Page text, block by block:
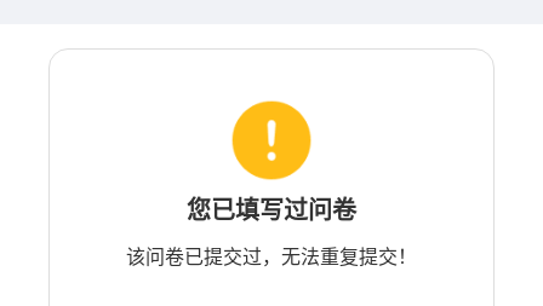
您已填写过问卷
该问卷已提交过，无法重复提交！